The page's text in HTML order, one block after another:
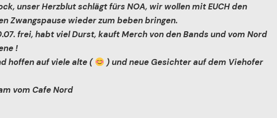
unser Herzblut schlägt fürs NOA, wir wollen mit EUCH den
Zwangspause wieder zum beben bringen.
frei, habt viel Durst, kauft Merch von den Bands und vom Nord
!
hoffen auf viele alte (
) und neue Gesichter auf dem Viehofer
vom Cafe Nord